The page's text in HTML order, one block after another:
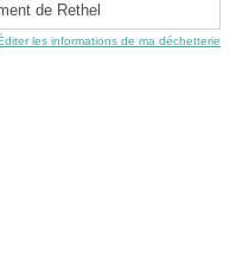
de Rethel
les informations de ma déchetterie